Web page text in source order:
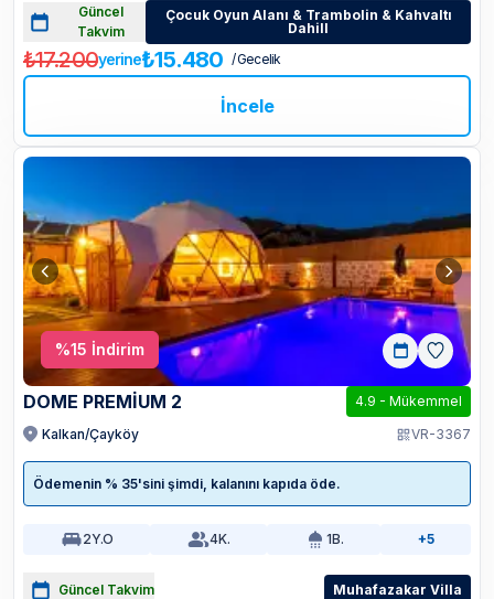
Güncel
Takvim
Çocuk Oyun Alanı & Trambolin & Kahvaltı
Dahill
₺17.200yerine₺15.480 / Gecelik
İncele
%15 İndirim
DOME PREMİUM 2 4.9 - Mükemmel
Kalkan/Çayköy
VR-3367
Ödemenin % 35'sini şimdi, kalanını kapıda öde.
2Y.O 4K. 1B. +5
Güncel Takvim Muhafazakar Villa